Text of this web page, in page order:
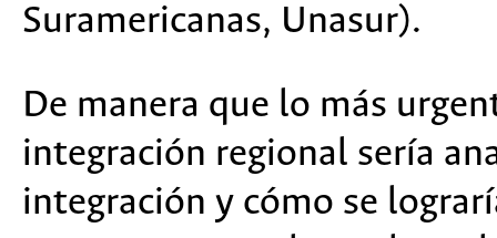
Suramericanas, Unasur).
De manera que lo más
integración regional sería
integración y cómo se